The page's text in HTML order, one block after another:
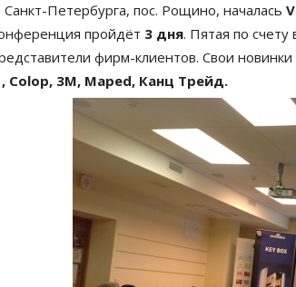
Санкт-Петербурга, пос. Рощино, началась
пройдёт 3 дня. Пятая по счету
фирм-клиентов. Свои
Colop, 3М, Maped, Канц Трейд.